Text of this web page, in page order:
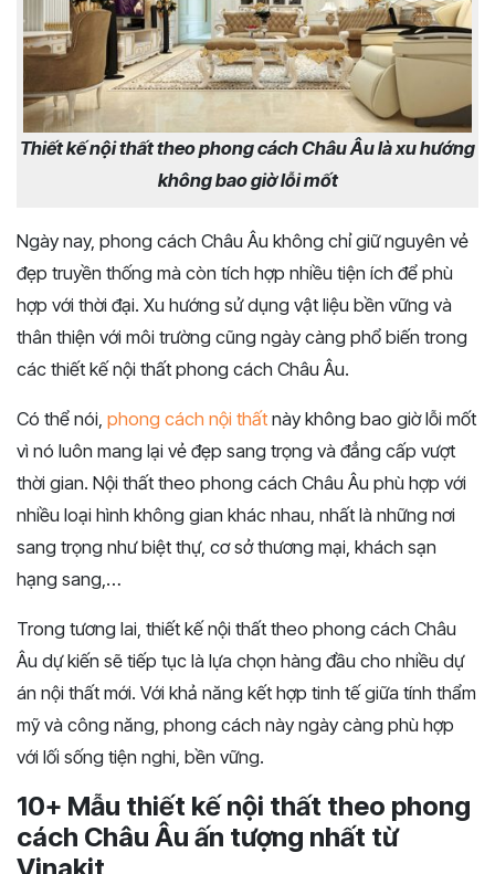
Thiết kế nội thất theo phong cách Châu Âu là xu hướng
không bao giờ lỗi mốt
Ngày nay, phong cách Châu Âu không chỉ giữ nguyên vẻ
đẹp truyền thống mà còn tích hợp nhiều tiện ích để phù
hợp với thời đại. Xu hướng sử dụng vật liệu bền vững và
thân thiện với môi trường cũng ngày càng phổ biến trong
các thiết kế nội thất phong cách Châu Âu.
Có thể nói, phong cách nội thất này không bao giờ lỗi mốt
vì nó luôn mang lại vẻ đẹp sang trọng và đẳng cấp vượt
thời gian. Nội thất theo phong cách Châu Âu phù hợp với
nhiều loại hình không gian khác nhau, nhất là những nơi
sang trọng như biệt thự, cơ sở thương mại, khách sạn
hạng sang,…
Trong tương lai, thiết kế nội thất theo phong cách Châu
Âu dự kiến sẽ tiếp tục là lựa chọn hàng đầu cho nhiều dự
án nội thất mới. Với khả năng kết hợp tinh tế giữa tính thẩm
mỹ và công năng, phong cách này ngày càng phù hợp
với lối sống tiện nghi, bền vững.
10+ Mẫu thiết kế nội thất theo phong
cách Châu Âu ấn tượng nhất từ